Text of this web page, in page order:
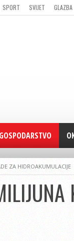
SPORT SVIJET GLAZBA
GOSPODARSTVO
ZA HIDROAKUMULACIJE